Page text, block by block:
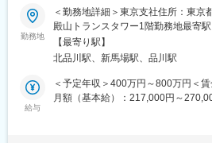
す。休日出勤時は、代休や振替休日
給いたします。
■製品に関して
ます。1871年創業で歴史のある医
史と蓄積された技術力から、医療機
倒的に稼ぎたい方へ◆◇
■業務内容
医療×AIソリューション営業
・顧客の業務効率を高めるシステム
・システムの操作説明、サポート、
・顧客からの依頼・要望等のヒアリ
勤務地
＜勤務地詳細＞東京支社住所：東京
殿山トランスタワー1階勤務地最寄
内全面禁煙変更の範囲：会社の定め
【最寄り駅】
北品川駅、新馬場駅、品川駅
給与
＜予定年収＞400万円～800万円＜
月額（基本給）：217,000円～